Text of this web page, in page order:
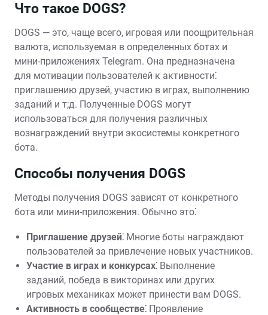
Что такое DOGS?
DOGS — это, чаще всего, игровая или поощрительная
валюта, используемая в определенных ботах и
мини-приложениях Telegram. Она предназначена
для мотивации пользователей к активности⁚
приглашению друзей, участию в играх, выполнению
заданий и т;д. Полученные DOGS могут
использоваться для получения различных
вознаграждений внутри экосистемы конкретного
бота.
Способы получения DOGS
Методы получения DOGS зависят от конкретного
бота или мини-приложения. Обычно это⁚
Приглашение друзей⁚ Многие боты награждают
пользователей за привлечение новых участников.
Участие в играх и конкурсах⁚ Выполнение
заданий, победа в викторинах или других
игровых механиках может принести вам DOGS.
Активность в сообществе⁚ Проявление